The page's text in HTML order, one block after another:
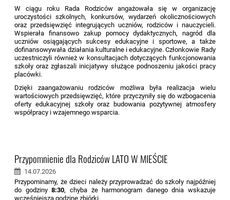
W ciągu roku Rada Rodziców angażowała się w organizację
uroczystości szkolnych, konkursów, wydarzeń okolicznościowych
oraz przedsięwzięć integrujących uczniów, rodziców i nauczycieli.
Wspierała finansowo zakup pomocy dydaktycznych, nagród dla
uczniów osiągających sukcesy edukacyjne i sportowe, a także
dofinansowywała działania kulturalne i edukacyjne. Członkowie Rady
uczestniczyli również w konsultacjach dotyczących funkcjonowania
szkoły oraz zgłaszali inicjatywy służące podnoszeniu jakości pracy
placówki.
Dzięki zaangażowaniu rodziców możliwa była realizacja wielu
wartościowych przedsięwzięć, które przyczyniły się do wzbogacenia
oferty edukacyjnej szkoły oraz budowania pozytywnej atmosfery
współpracy i wzajemnego wsparcia.
Przypomnienie dla Rodziców LATO W MIEŚCIE
14.07.2026
Przypominamy, że dzieci należy przyprowadzać do szkoły najpóźniej
do godziny8:30, chyba że harmonogram danego dnia wskazuje
wcześniejszą godzinę zbiórki.